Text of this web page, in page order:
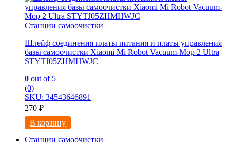
Станции самоочистки
Шлейф соединения платы питания и платы управления
базы самоочистки Xiaomi Mi Robot Vacuum-Mop 2 Ultra
STYTJ05ZHMHWJC
0 out of 5
(0)
SKU: 34543646891
270 ₽
В корзину
Станции самоочистки